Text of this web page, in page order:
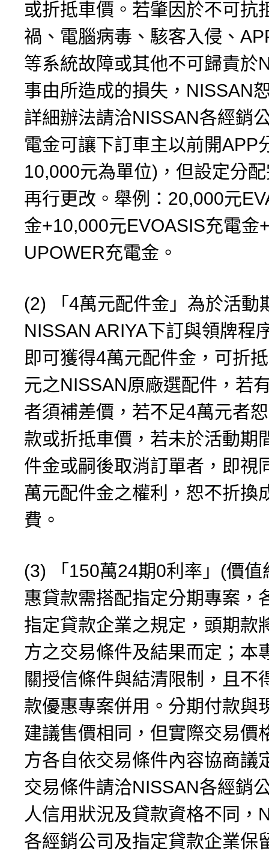
或折抵車價。若肇因於不可抗
禍、電腦病毒、駭客入侵、
等系統故障或其他不可歸責於
事由所造成的損失，NISSAN
詳細辦法請洽NISSAN各經銷
電金可讓下訂車主以前開APP
10,000元為單位)，但設定分
再行更改。舉例：20,000元
金+10,000元EVOASIS充電金
UPOWER充電金。
(2) 「4萬元配件金」為於活動
NISSAN ARIYA下訂與領牌程
即可獲得4萬元配件金，可折
元之NISSAN原廠選配件，若
者須補差價，若不足4萬元者
款或折抵車價，若未於活動期
件金或嗣後取消訂單者，即視
萬元配件金之權利，恕不折換
費。
(3) 「150萬24期0利率」(價值
惠貸款需搭配指定分期專案，
指定貸款企業之規定，頭期款
方之交易條件及結果而定；本
關授信條件與結清限制，且不
款優惠專案併用。分期付款與
建議售價相同，但實際交易價
方各自依交易條件內容協商議
交易條件請洽NISSAN各經銷
人信用狀況及貸款資格不同，
各經銷公司及指定貸款企業保